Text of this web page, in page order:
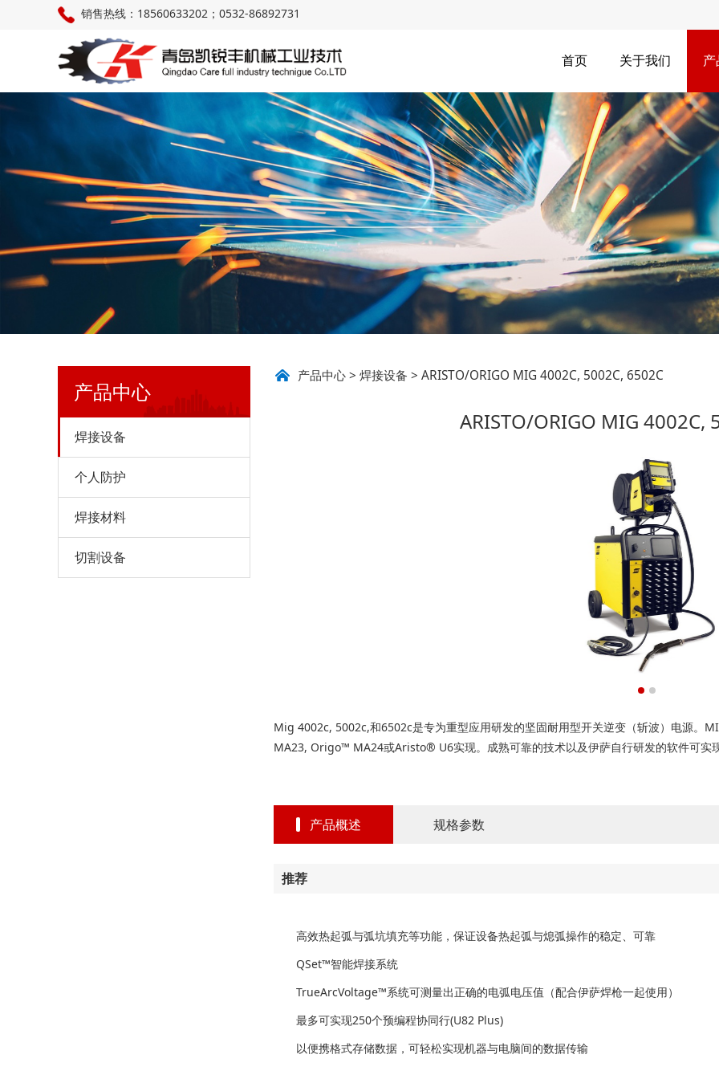
销售热线：18560633202；0532-86892731
首页 关于我们 产
产品中心
焊接设备
个人防护
焊接材料
切割设备
ARISTO/ORIGO MIG 4002C,
产品中心> 焊接设备 > ARISTO/ORIGO MIG 4002C, 5002C, 6502C
ARISTO/ORIGO MIG 4002C,
Mig 4002c, 5002c,和6502c是专为重型应用研发的坚固耐用型开关逆变（斩波）电源。
MA23, Origo™ MA24或Aristo® U6实现。成熟可靠的技术以及伊萨自行研发的软件可实
产品概述 规格参数
推荐
高效热起弧与弧坑填充等功能，保证设备热起弧与熄弧操作的稳定、可靠
QSet™智能焊接系统
TrueArcVoltage™系统可测量出正确的电弧电压值（配合伊萨焊枪一起使用）
最多可实现250个预编程协同行(U82 Plus)
以便携格式存储数据，可轻松实现机器与电脑间的数据传输